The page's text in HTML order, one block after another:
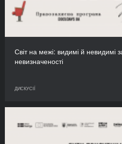
Світ на межі: видимі й невидимі
невизначеності
ДИСКУСІЇ